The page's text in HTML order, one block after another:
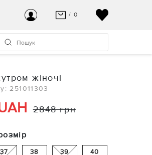
/ 0
КОШИК ПУСТИЙ
ПЕРЕГЛЯНУТИ
жіночі
251011303
2848 грн
37 38 39 40